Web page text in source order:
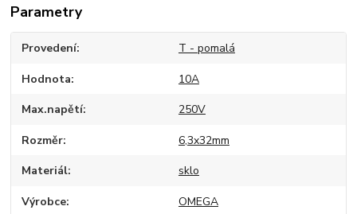
Parametry
Provedení T - pomalá
Hodnota 10A
Max.napětí 250V
Rozměr 6,3x32mm
Materiál sklo
Výrobce OMEGA